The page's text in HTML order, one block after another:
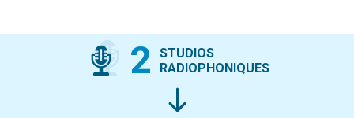
2
STUDIOS
RADIOPHONIQUES